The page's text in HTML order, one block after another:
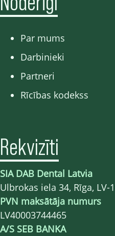
Par mums
Darbinieki
Partneri
Rīcības kodekss
Rekvizīti
SIA DAB Dental Latvia
Ulbrokas iela 34, Rīga, LV-
PVN maksātāja numurs
LV40003744465
A/S SEB BANKA